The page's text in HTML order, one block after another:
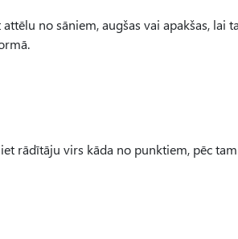
no sāniem, augšas vai apakšas, lai
rādītāju virs kāda no punktiem, pēc